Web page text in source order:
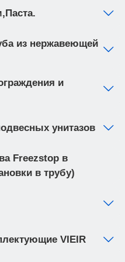
из нержавеющей
и
унитазов
Freezstop в
в трубу)
VIEIR